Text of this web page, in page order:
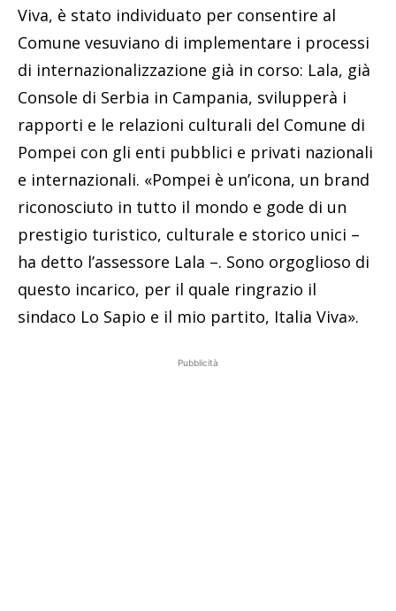
Viva, è stato individuato per consentire al
Comune vesuviano di implementare i processi
di internazionalizzazione già in corso: Lala, già
Console di Serbia in Campania, svilupperà i
rapporti e le relazioni culturali del Comune di
Pompei con gli enti pubblici e privati nazionali
e internazionali. «Pompei è un’icona, un brand
riconosciuto in tutto il mondo e gode di un
prestigio turistico, culturale e storico unici –
ha detto l’assessore Lala –. Sono orgoglioso di
questo incarico, per il quale ringrazio il
sindaco Lo Sapio e il mio partito, Italia Viva».
Pubblicità